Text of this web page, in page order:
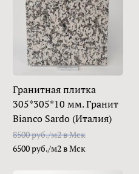
Гранитная плитка
305*305*10 мм. Гранит
Bianco Sardo (Италия)
8500 руб./м2 в Мск
6500 руб./м2 в Мск